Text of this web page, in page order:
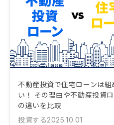
不動産投資で住宅ローンは組
い！ その理由や不動産投資
の違いを比較
投資する2025.10.01